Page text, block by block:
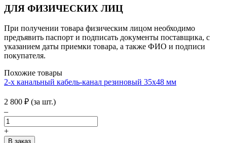
ДЛЯ ФИЗИЧЕСКИХ ЛИЦ
При получении товара физическим лицом необходимо
предъявить паспорт и подписать документы поставщика, с
указанием даты приемки товара, а также ФИО и подписи
покупателя.
Похожие товары
2-х канальный кабель-канал резиновый 35х48 мм
2 800 ₽ (за шт.)
–
+